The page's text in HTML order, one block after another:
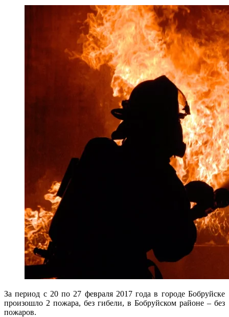
За период с 20 по 27 февраля 2017 года в городе Бобруйске
произошло 2 пожара, без гибели, в Бобруйском районе – без
пожаров.